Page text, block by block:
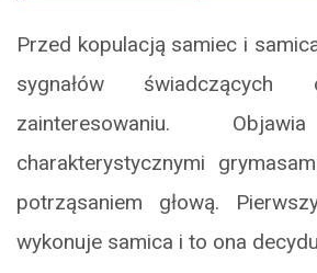
Przed kopulacją samiec i
sygnałów świadczących
zainteresowaniu.
charakterystycznymi
potrząsaniem głową.
wykonuje samica i to ona